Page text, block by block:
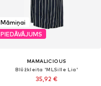
Māmiņai
PIEDĀVĀJUMS
MAMALICIOUS
Blūžkleita 'MLSille Lia'
35,92 €